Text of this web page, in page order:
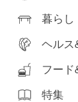
暮らし
ヘルス
フード
特集